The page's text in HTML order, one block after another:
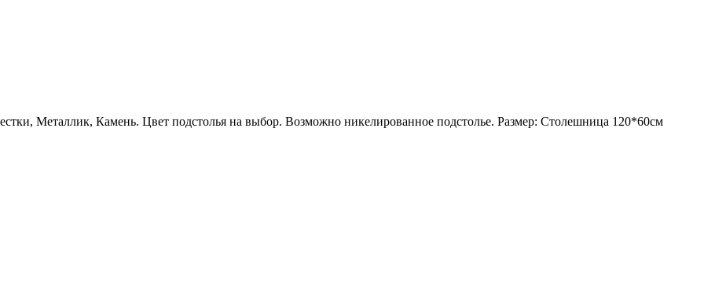
Металлик, Камень. Цвет подстолья на выбор. Возможно никелированное подстолье. Размер: Столешница 120*60см